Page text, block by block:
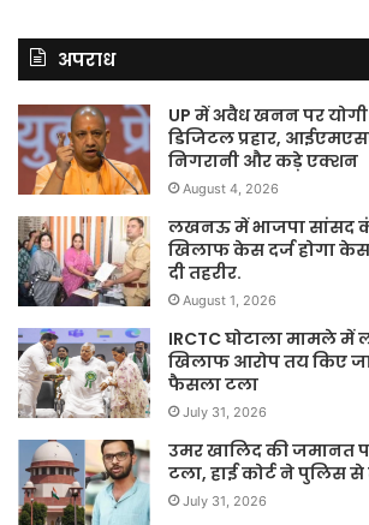
अपराध
UP में अवैध खनन पर
डिजिटल प्रहार,
निगरानी और कड़े एक्शन
August 4, 2026
लखनऊ में भाजपा सांसद
खिलाफ केस दर्ज होगा
दी तहरीर.
August 1, 2026
IRCTC घोटाला मामले में
खिलाफ आरोप तय किए
फैसला टला
July 31, 2026
उमर खालिद की जमानत
टला, हाई कोर्ट ने पुलिस
July 31, 2026